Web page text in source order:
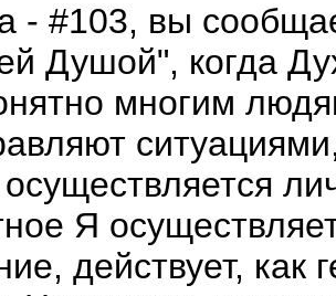
- #103, вы
Душой", когда
многим
Я
действует,